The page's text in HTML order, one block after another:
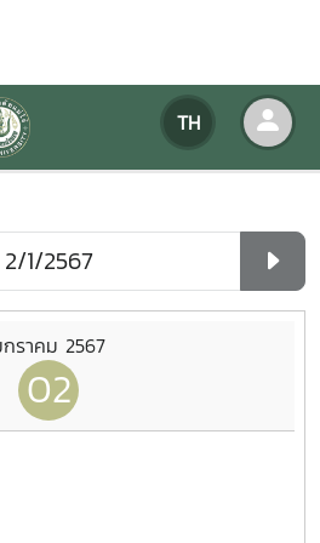
TH
องหน่วยงาน
ยงาน
ราคม 2567
02